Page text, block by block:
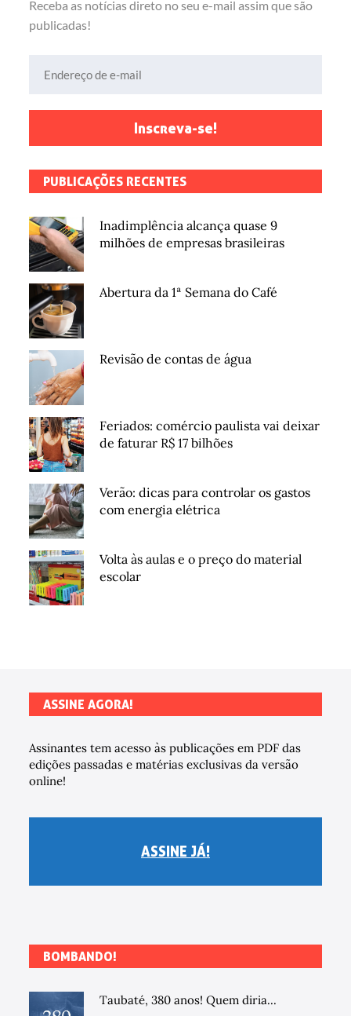
Receba as notícias direto no seu e-mail assim que são
publicadas!
Inscreva-se!
PUBLICAÇÕES RECENTES
Inadimplência alcança quase 9
milhões de empresas brasileiras
Abertura da 1ª Semana do Café
Revisão de contas de água
Feriados: comércio paulista vai deixar
de faturar R$ 17 bilhões
Verão: dicas para controlar os gastos
com energia elétrica
Volta às aulas e o preço do material
escolar
ASSINE AGORA!
Assinantes tem acesso às publicações em PDF das
edições passadas e matérias exclusivas da versão
online!
ASSINE JÁ!
BOMBANDO!
Taubaté, 380 anos! Quem diria...